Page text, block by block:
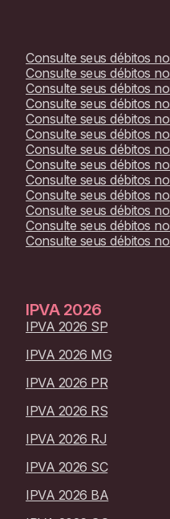
Consulte seus débitos no
Consulte seus débitos no
Consulte seus débitos no
Consulte seus débitos no
Consulte seus débitos no
Consulte seus débitos no
Consulte seus débitos no
Consulte seus débitos no
Consulte seus débitos no
Consulte seus débitos no
Consulte seus débitos no
Consulte seus débitos no
Consulte seus débitos no
IPVA 2026
IPVA 2026 SP
IPVA 2026 MG
IPVA 2026 PR
IPVA 2026 RS
IPVA 2026 RJ
IPVA 2026 SC
IPVA 2026 BA